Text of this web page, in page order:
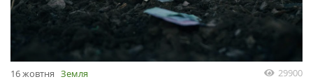
16 жовтня Земля 29900